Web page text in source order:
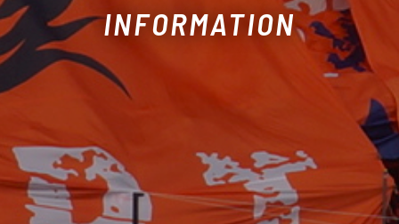
INFORMATION